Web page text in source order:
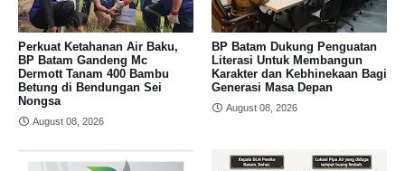
Perkuat Ketahanan Air Baku,
BP Batam Gandeng Mc
Dermott Tanam 400 Bambu
Betung di Bendungan Sei
Nongsa
August 08, 2026
BP Batam Dukung Penguatan
Literasi Untuk Membangun
Karakter dan Kebhinekaan Bagi
Generasi Masa Depan
August 08, 2026